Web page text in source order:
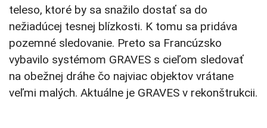
teleso, ktoré by sa snažilo dostať sa do
nežiadúcej tesnej blízkosti. K tomu sa pridáva
pozemné sledovanie. Preto sa Francúzsko
vybavilo systémom GRAVES s cieľom sledovať
na obežnej dráhe čo najviac objektov vrátane
veľmi malých. Aktuálne je GRAVES v rekonštrukcii.